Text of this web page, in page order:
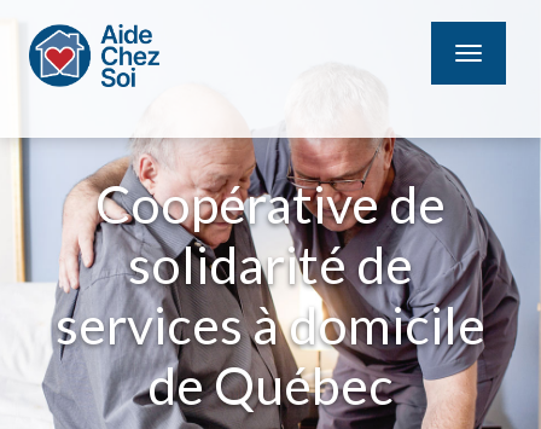
MENU
Coopérative de
solidarité de
services à domicile
de Québec